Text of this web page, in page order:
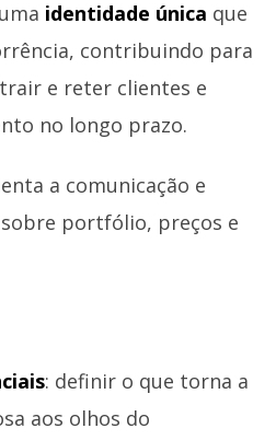
identidade única que
contribuindo para
e reter clientes e
no longo prazo.
a comunicação e
portfólio, preços e
: definir o que torna a
aos olhos do